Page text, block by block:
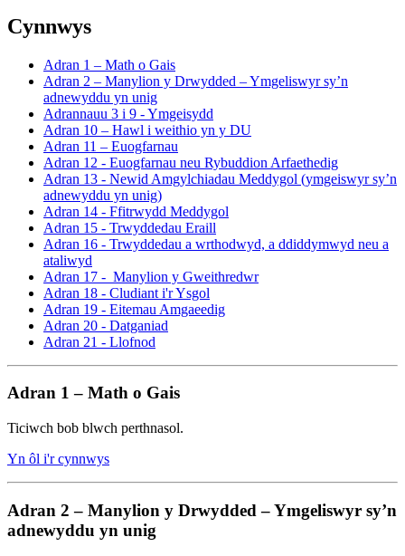
Cynnwys
Adran 1 – Math o Gais
Adran 2 – Manylion y Drwydded – Ymgeliswyr sy’n
adnewyddu yn unig
Adrannauu 3 i 9 - Ymgeisydd
Adran 10 – Hawl i weithio yn y DU
Adran 11 – Euogfarnau
Adran 12 - Euogfarnau neu Rybuddion Arfaethedig
Adran 13 - Newid Amgylchiadau Meddygol (ymgeiswyr sy’n
adnewyddu yn unig)
Adran 14 - Ffitrwydd Meddygol
Adran 15 - Trwyddedau Eraill
Adran 16 - Trwyddedau a wrthodwyd, a ddiddymwyd neu a
ataliwyd
Adran 17 - Manylion y Gweithredwr
Adran 18 - Cludiant i'r Ysgol
Adran 19 - Eitemau Amgaeedig
Adran 20 - Datganiad
Adran 21 - Llofnod
Adran 1 – Math o Gais
Ticiwch bob blwch perthnasol.
Yn ôl i'r cynnwys
Adran 2 – Manylion y Drwydded – Ymgeliswyr sy’n
adnewyddu yn unig